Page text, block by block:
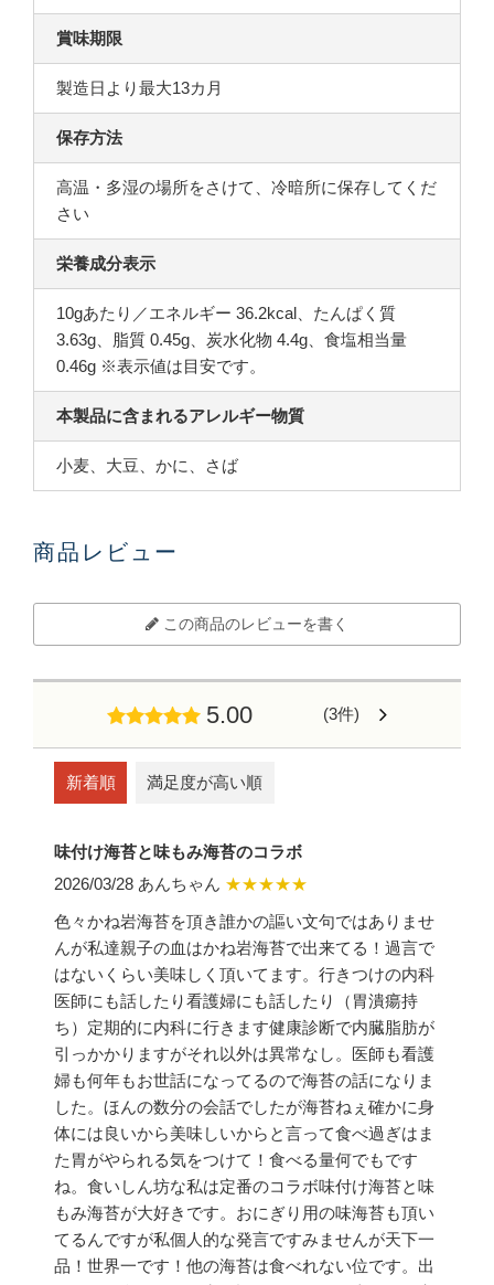
賞味期限
製造日より最大13カ月
保存方法
高温・多湿の場所をさけて、冷暗所に保存してくだ
さい
栄養成分表示
10gあたり／エネルギー 36.2kcal、たんぱく質
3.63g、脂質 0.45g、炭水化物 4.4g、食塩相当量
0.46g ※表示値は目安です。
本製品に含まれるアレルギー物質
小麦、大豆、かに、さば
商品レビュー
この商品のレビューを書く
5.00 (3件)
新着順 満足度が高い順
味付け海苔と味もみ海苔のコラボ
2026/03/28 あんちゃん ★★★★★
色々かね岩海苔を頂き誰かの謳い文句ではありませ
んが私達親子の血はかね岩海苔で出来てる！過言で
はないくらい美味しく頂いてます。行きつけの内科
医師にも話したり看護婦にも話したり（胃潰瘍持
ち）定期的に内科に行きます健康診断で内臓脂肪が
引っかかりますがそれ以外は異常なし。医師も看護
婦も何年もお世話になってるので海苔の話になりま
した。ほんの数分の会話でしたが海苔ねぇ確かに身
体には良いから美味しいからと言って食べ過ぎはま
た胃がやられる気をつけて！食べる量何でもです
ね。食いしん坊な私は定番のコラボ味付け海苔と味
もみ海苔が大好きです。おにぎり用の味海苔も頂い
てるんですが私個人的な発言ですみませんが天下一
品！世界一です！他の海苔は食べれない位です。出